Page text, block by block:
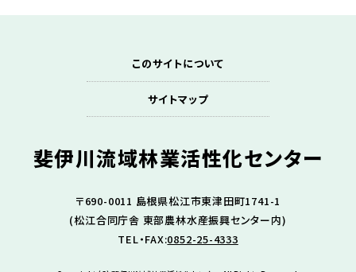
このサイトについて
サイトマップ
斐伊川流域林業活性化センター
〒690-0011 島根県松江市東津田町1741-1
(松江合同庁舎 東部農林水産振興センター内)
TEL・FAX:0852-25-4333